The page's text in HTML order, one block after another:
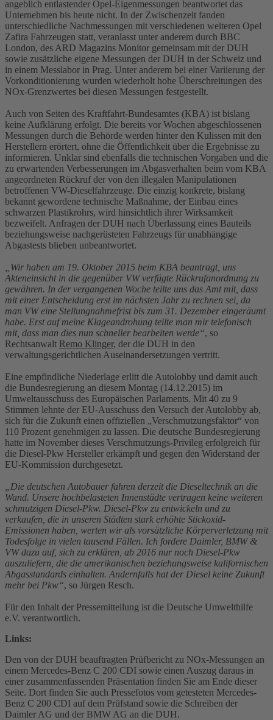
angeblich entlastender Opel-Eigenmessungen beantwortet das
Unternehmen bis heute nicht. In der Zwischenzeit fanden
unterschiedliche Nachmessungen mit verschiedenen weiteren Opel
Zafira Fahrzeugen statt, veranlasst unter anderem durch BBC
London, des ARD Magazins Monitor gemeinsam mit der DUH
sowie zusätzliche eigene Messungen der DUH in der Schweiz und
in einem Messlabor in Prag. Unter anderem bei einer Variierung der
Vorkonditionierung wurden wiederholt hohe Überschreitungen des
NOx-Grenzwertes bei diesen Messungen festgestellt.
Auch von Seiten des Kraftfahrt-Bundesamtes (KBA) ist bislang
keine Aufklärung erfolgt. Die bereits vor Wochen abgeschlossenen
Messungen durch die Behörde werden hinter den Kulissen mit den
Herstellern erörtert, ohne die Öffentlichkeit über die Ergebnisse zu
informieren. Unklar sind ebenfalls die technischen Vorgaben und die
zu erwartenden Verbesserungen im Abgasverhalten beim vom KBA
angeordneten Rückruf der von den illegalen Manipulationen
betroffenen VW-Dieselfahrzeuge. Die einzig konkrete, bislang
bekannt gewordene technische Maßnahme, der Einbau eines
schwarzen Plastikrohrs, wird hinsichtlich ihrer Wirksamkeit
bezweifelt. Anfragen der DUH nach Überlassung eines Bauteils
beziehungsweise nachgerüsteten Fahrzeugs für unabhängige
Abgastests blieben unbeantwortet.
„Wir haben am 19. Oktober 2015 beim KBA beantragt, uns
Akteneinsicht in die gegenüber VW verfügte Rückrufanordnung zu
gewähren. In der vergangenen Woche teilte uns das Amt mit, dass
mit einer Entscheidung erst im nächsten Jahr zu rechnen sei, da
man VW eine Stellungnahmefrist bis zum 31. Dezember eingeräumt
habe. Erst auf meine Klageandrohung teilte man mir telefonisch
mit, dass man dies nun schneller bearbeiten werde“, so
Rechtsanwalt Remo Klinger, der die DUH in den
verwaltungsgerichtlichen Auseinandersetzungen vertritt.
Eine empfindliche Niederlage erlitt die Autolobby und damit auch
die Bundesregierung an diesem Montag (14.12.2015) im
Umweltausschuss des Europäischen Parlaments. Mit 40 zu 9
Stimmen lehnte der EU-Ausschuss den Versuch der Autolobby ab,
sich für die Zukunft einen offiziellen „Verschmutzungsfaktor“ von
110 Prozent genehmigen zu lassen. Die deutsche Bundesregierung
hatte im November dieses Verschmutzungs-Privileg erfolgreich für
die Diesel-Pkw Hersteller erkämpft und gegen den Widerstand der
EU-Kommission durchgesetzt.
„Die deutschen Autobauer fahren derzeit die Dieseltechnik an die
Wand. Unsere hochbelasteten Innenstädte vertragen keine weiteren
schmutzigen Diesel-Pkw. Diesel-Pkw zu entwickeln und zu
verkaufen, die in unseren Städten stark erhöhte Stickoxid-
Emissionen haben, werten wir als vorsätzliche Körperverletzung mit
Todesfolge in vielen tausend Fällen. Ich fordere Daimler, BMW &
VW dazu auf, sich zu erklären, ab 2016 nur noch Diesel-Pkw
auszuliefern, die die amerikanischen beziehungsweise kalifornischen
Abgasstandards einhalten. Andernfalls hat der Diesel keine Zukunft
mehr bei Pkw“, so Jürgen Resch.
Für den Inhalt der Pressemitteilung ist die Deutsche Umwelthilfe
e.V. verantwortlich.
Links:
Den von der DUH beauftragten Prüfbericht zu NOx-Messungen an
einem Mercedes-Benz C 200 CDI sowie einen Auszug daraus in
einer zusammenfassenden Präsentation finden Sie am Ende dieser
Seite. Dort finden Sie auch Pressefotos vom getesteten Mercedes-
Benz C 200 CDI auf dem Prüfstand sowie die Schreiben der
Daimler AG und der BMW AG an die DUH.